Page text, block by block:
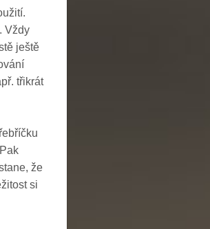
Vždy
ještě
třikrát
že
si